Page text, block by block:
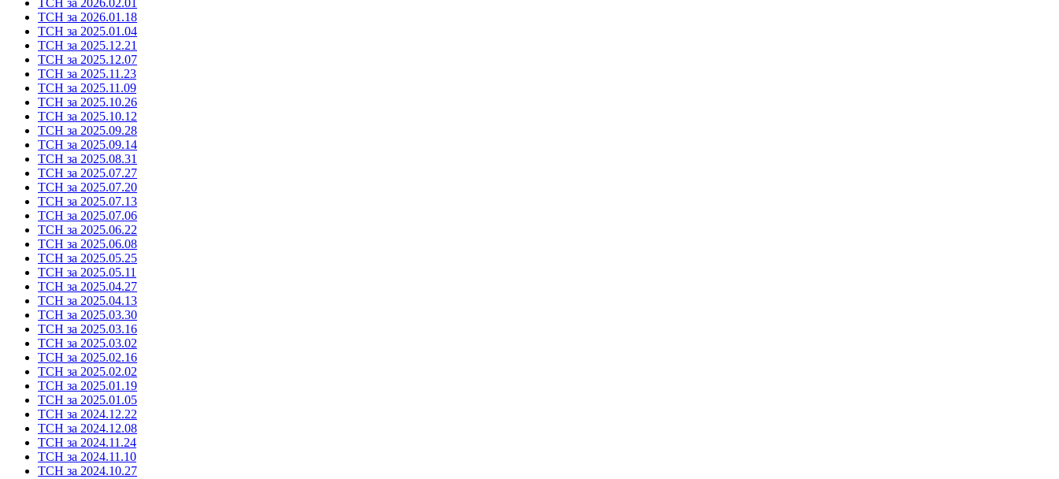
ТСН за 2026.01.18
ТСН за 2025.01.04
ТСН за 2025.12.21
ТСН за 2025.12.07
ТСН за 2025.11.23
ТСН за 2025.11.09
ТСН за 2025.10.26
ТСН за 2025.10.12
ТСН за 2025.09.28
ТСН за 2025.09.14
ТСН за 2025.08.31
ТСН за 2025.07.27
ТСН за 2025.07.20
ТСН за 2025.07.13
ТСН за 2025.07.06
ТСН за 2025.06.22
ТСН за 2025.06.08
ТСН за 2025.05.25
ТСН за 2025.05.11
ТСН за 2025.04.27
ТСН за 2025.04.13
ТСН за 2025.03.30
ТСН за 2025.03.16
ТСН за 2025.03.02
ТСН за 2025.02.16
ТСН за 2025.02.02
ТСН за 2025.01.19
ТСН за 2025.01.05
ТСН за 2024.12.22
ТСН за 2024.12.08
ТСН за 2024.11.24
ТСН за 2024.11.10
ТСН за 2024.10.27